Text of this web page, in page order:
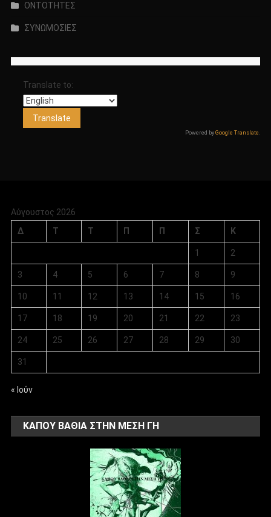
ΟΝΤΟΤΗΤΕΣ
ΣΥΝΩΜΟΣΙΕΣ
Translate to:
Powered byGoogle Translate .
Αύγουστος 2026
Δ
Τ Τ Π Π Σ Κ
1 2
3 4 5 6 7 8 9
10 11 12 13 14 15 16
17 18 19 20 21 22 23
24 25 26 27 28 29 30
31
« Ιούν
ΚΑΠΟΥ ΒΑΘΙΑ ΣΤΗΝ ΜΕΣΗ ΓΗ